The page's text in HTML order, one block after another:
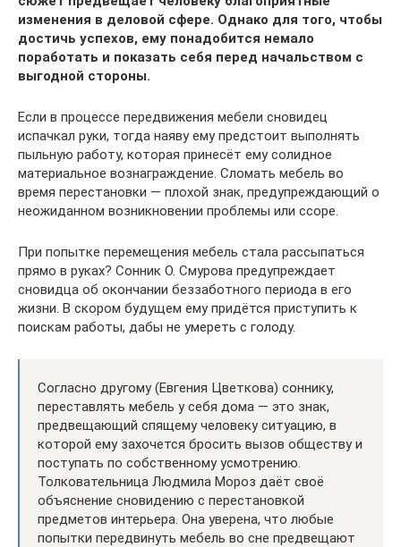
изменения в деловой сфере. Однако для того, чтобы
достичь успехов, ему понадобится немало
поработать и показать себя перед начальством с
выгодной стороны.
Если в процессе передвижения мебели сновидец
испачкал руки, тогда наяву ему предстоит выполнять
пыльную работу, которая принесёт ему солидное
материальное вознаграждение. Сломать мебель во
время перестановки — плохой знак, предупреждающий о
неожиданном возникновении проблемы или ссоре.
При попытке перемещения мебель стала рассыпаться
прямо в руках? Сонник О. Смурова предупреждает
сновидца об окончании беззаботного периода в его
жизни. В скором будущем ему придётся приступить к
поискам работы, дабы не умереть с голоду.
Согласно другому (Евгения Цветкова) соннику,
переставлять мебель у себя дома — это знак,
предвещающий спящему человеку ситуацию, в
которой ему захочется бросить вызов обществу и
поступать по собственному усмотрению.
Толковательница Людмила Мороз даёт своё
объяснение сновидению с перестановкой
предметов интерьера. Она уверена, что любые
попытки передвинуть мебель во сне предвещают